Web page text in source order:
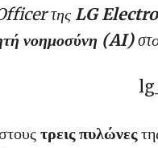
της LG
νοημοσύνη (AI)
τρεις πυλώνες